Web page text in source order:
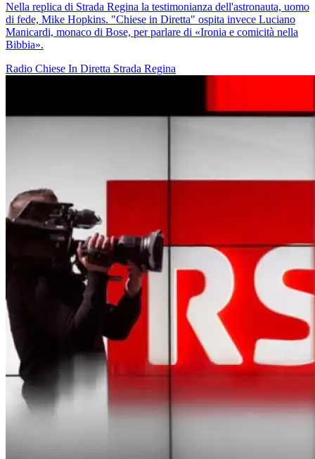
Nella replica di Strada Regina la testimonianza dell'astronauta, uomo
di fede, Mike Hopkins. "Chiese in Diretta" ospita invece Luciano
Manicardi, monaco di Bose, per parlare di «Ironia e comicità nella
Bibbia».
Radio Chiese In Diretta Strada Regina